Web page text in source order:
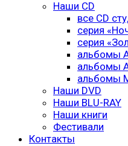
Наши CD
все CD
серия
серия
альбомы
альбомы
альбомы
Наши DVD
Наши BLU-RAY
Наши книги
Фестивали
Контакты